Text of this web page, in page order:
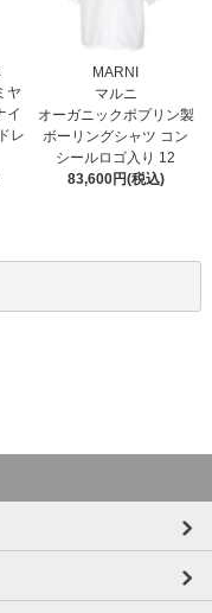
ヤ
イ
レ
MARNI
マルニ
オーガニックポプリン製
ボーリングシャツ コン
シールロゴ入り 12
83,600円(税込)